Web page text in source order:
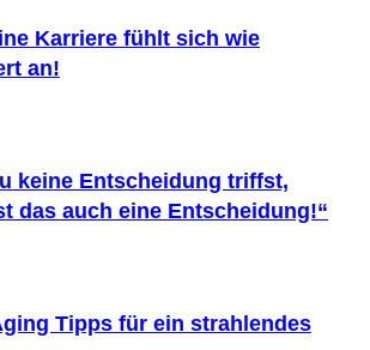
Karriere fühlt sich wie
an!
keine Entscheidung triffst,
das auch eine Entscheidung!“
Tipps für ein strahlendes